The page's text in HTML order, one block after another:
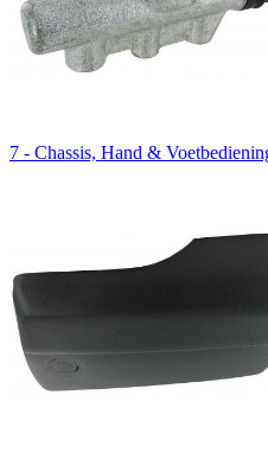
7 - Chassis, Hand &